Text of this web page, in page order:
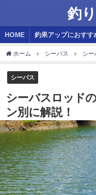
釣
HOME 釣果アップにおすす
ホーム シーバス シー
シーバス
シーバスロッド
ン別に解説！